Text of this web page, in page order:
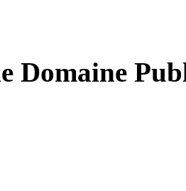
Domaine